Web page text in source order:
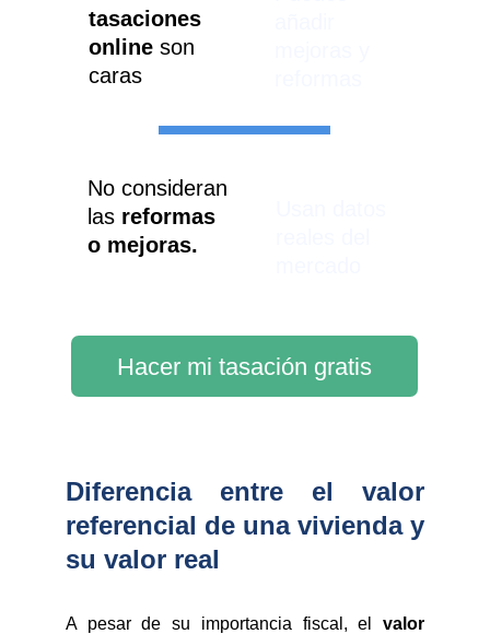
Hacer mi tasación gratis
tasaciones
online son
caras
No consideran
las reformas
o mejoras.
Diferencia entre el valor
referencial de una vivienda y
su valor real
A pesar de su importancia fiscal, el valor